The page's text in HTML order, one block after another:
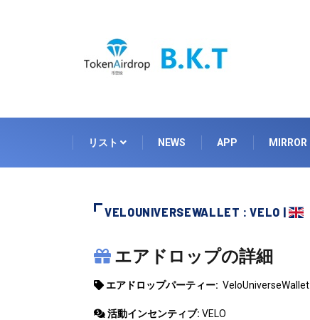
リスト NEWS APP MIRROR
VELOUNIVERSEWALLET : VELO |
VELOUNIVERSEWALLET
エアドロップの詳細
エアドロップパーティー: VeloUniverseWallet
活動インセンティブ: VELO